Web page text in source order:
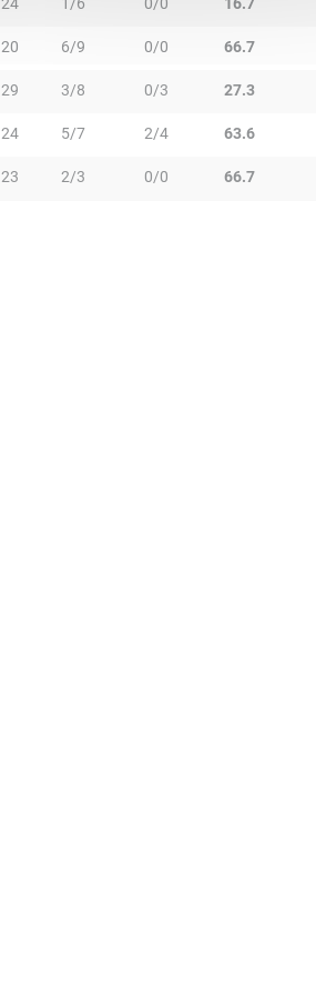
20 6/9 0/0 66.7
29 3/8 0/3 27.3
24 5/7 2/4 63.6
23 2/3 0/0 66.7